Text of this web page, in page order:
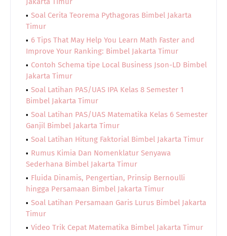
Soal Cerita Teorema Pythagoras Bimbel Jakarta
Timur
6 Tips That May Help You Learn Math Faster and
Improve Your Ranking: Bimbel Jakarta Timur
Contoh Schema tipe Local Business Json-LD Bimbel
Jakarta Timur
Soal Latihan PAS/UAS IPA Kelas 8 Semester 1
Bimbel Jakarta Timur
Soal Latihan PAS/UAS Matematika Kelas 6 Semester
Ganjil Bimbel Jakarta Timur
Soal Latihan Hitung Faktorial Bimbel Jakarta Timur
Rumus Kimia Dan Nomenklatur Senyawa
Sederhana Bimbel Jakarta Timur
Fluida Dinamis, Pengertian, Prinsip Bernoulli
hingga Persamaan Bimbel Jakarta Timur
Soal Latihan Persamaan Garis Lurus Bimbel Jakarta
Timur
Video Trik Cepat Matematika Bimbel Jakarta Timur